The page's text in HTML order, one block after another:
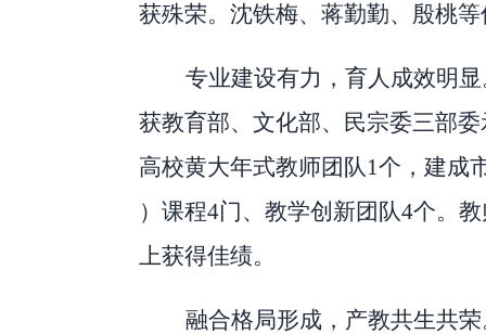
获殊荣。沈铁梅、蒋勤勤、殷桃
专业建设有力，育人成效明
获教育部、文化部、民宗委三部委
高校黄大年式教师团队1个，建成
）课程4门、教学创新团队4个。
上获得佳绩。
融合格局形成，产教共生共